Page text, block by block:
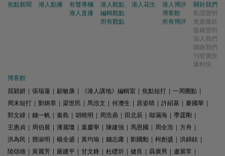
焦點新聞 港人點播
有聲專欄
港人直播
港人觀點
編輯觀點
所有觀點
港人花生
港人博評
博客館
所有博評
關於我們
私隱聲明
免責條款
版權聲明
加入我們
聯絡我們
刊登廣告
爆料快
博客館
屈穎妍 | 張瑞蓮 | 顧敏康 | 《港人講地》編輯室 | 焦點短打 | 一周圈點 |
周末短打 | 劉炳章 | 梁世民 | 馬浩文 | 何濼生 | 原姿晴 | 許紹基 | 麥國華 |
郭文緯 | 錢一帆 | 秦島 | 胡曉明 | 周浩鼎 | 田北辰 | 鄔滿海 | 季霆剛 |
王惠貞 | 周伯展 | 潘麗瓊 | 葉慶寧 | 陳建強 | 馬恩國 | 周全浩 | 方舟 |
洪為民 | 鄧淑明 | 楊全盛 | 黃均瑜 | 錢志庸 | 劉國勳 | 柯創盛 | 洪錦鉉 |
陸頌雄 | 黃麗芳 | 嚴建平 | 甘文鋒 | 杜礎圻 | 健良 | 聶廣男 | 盧展常 |